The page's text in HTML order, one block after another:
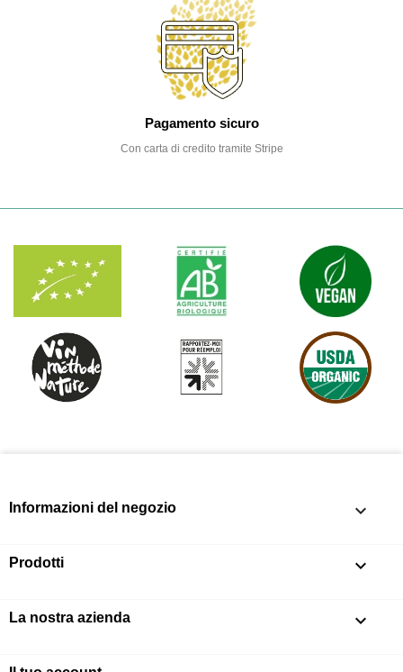
Pagamento sicuro
Con carta di credito tramite Stripe
Informazioni del negozio keyboard_arrow_down
Prodotti 
La nostra azienda 